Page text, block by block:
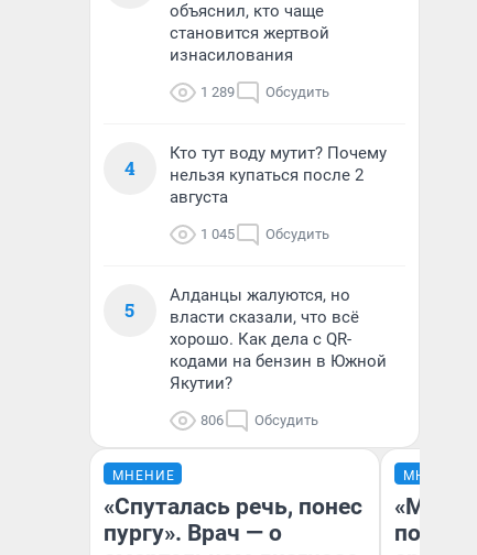
объяснил, кто чаще
становится жертвой
изнасилования
1 289 Обсудить
4
Кто тут воду мутит? Почему
нельзя купаться после 2
августа
1 045 Обсудить
5
Алданцы жалуются, но
власти сказали, что всё
хорошо. Как дела с QR-
кодами на бензин в Южной
Якутии?
806 Обсудить
МНЕНИЕ
«Спуталась речь, понес
пургу». Врач — о
МНЕНИЕ